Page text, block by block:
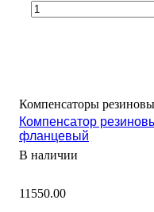
Компенсаторы
Компенсатор
фланцевый
В наличии
11550.00